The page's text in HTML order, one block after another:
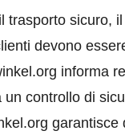
trasporto sicuro,
devono
informa
controllo di
garantisce